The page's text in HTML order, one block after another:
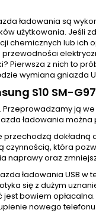
ładowania są
użytkowania. Jeśli
chemicznych lub
Pierwsza z nich to
wymiana gniazda
S10 SM-
ją
ładowania
dokładną
która
naprawy oraz
ładowania USB w
się z dużym
bowiem
nowego telefonu.